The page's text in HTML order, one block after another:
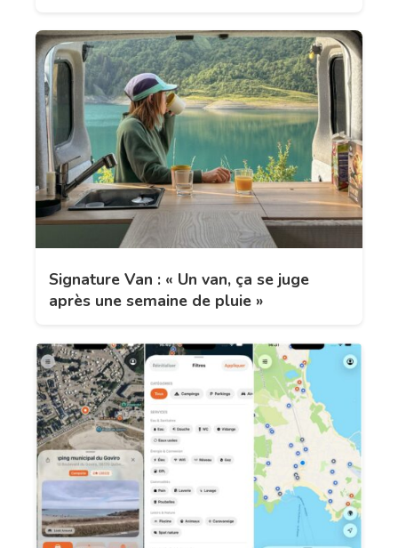
Signature Van : « Un van, ça se juge
après une semaine de pluie »